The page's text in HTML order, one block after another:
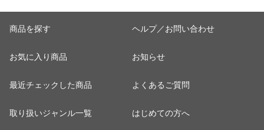
商品を探す
お気に入り商品
最近チェックした商品
取り扱いジャンル一覧
ヘルプ／お問い合わせ
お知らせ
よくあるご質問
はじめての方へ